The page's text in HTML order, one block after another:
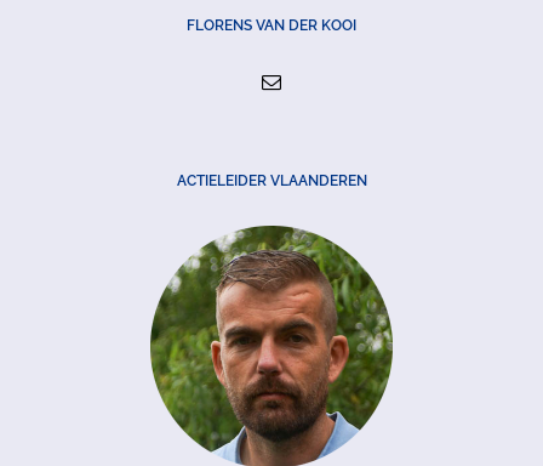
FLORENS VAN DER KOOI
ACTIELEIDER VLAANDEREN